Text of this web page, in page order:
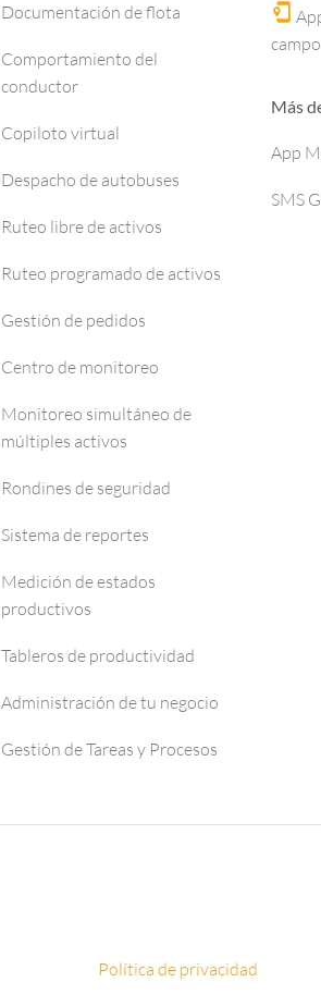
Documentación de flota
Comportamiento del
conductor
Copiloto virtual
Despacho de autobuses
Ruteo libre de activos
Ruteo programado de activos
Gestión de pedidos
Centro de monitoreo
Monitoreo simultáneo de
múltiples activos
Rondines de seguridad
Sistema de reportes
Medición de estados
productivos
Tableros de productividad
Administración de tu negocio
Gestión de Tareas y Procesos
campo
Más
App
SMS
Política de privacidad